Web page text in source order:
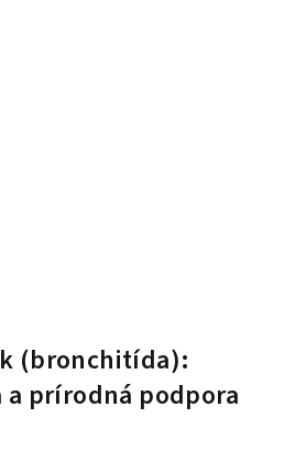
(bronchitída):
prírodná podpora